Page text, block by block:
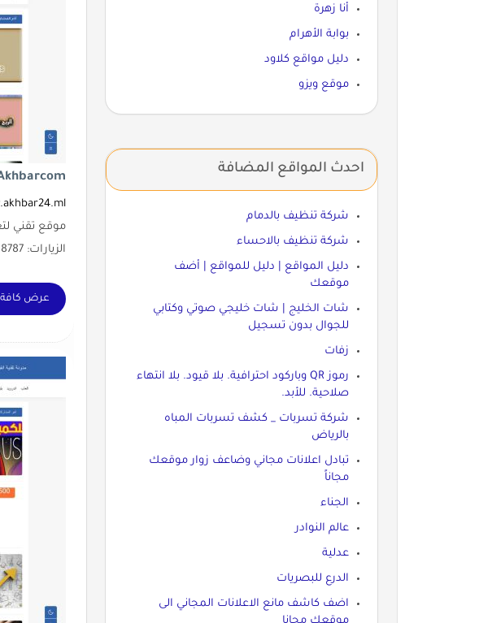
موقع تقني
الزيارات: 8787 | التقييم: 0 | المقيّمين: 0 | الدولة:
عرض كافة
أنا زهرة
بوابة الأهرام
دليل مواقع كلاود
موقع ويزو
احدث المواقع المضافة
شركة تنظيف بالدمام
شركة تنظيف بالاحساء
دليل المواقع | دليل للمواقع | أضف
موقعك
شات الخليج | شات خليجي صوتي وكتابي
للجوال بدون تسجيل
زفات
رموز QR وباركود احترافية. بلا قيود. بلا انتهاء
صلاحية. للأبد.
شركة تسربات _ كشف تسربات المباه
بالرياض
تبادل اعلانات مجاني وضاعف زوار موقعك
مجاناً
الجناء
عالم النوادر
عدلية
الدرع للبصريات
اضف كاشف مانع الاعلانات المجاني الى